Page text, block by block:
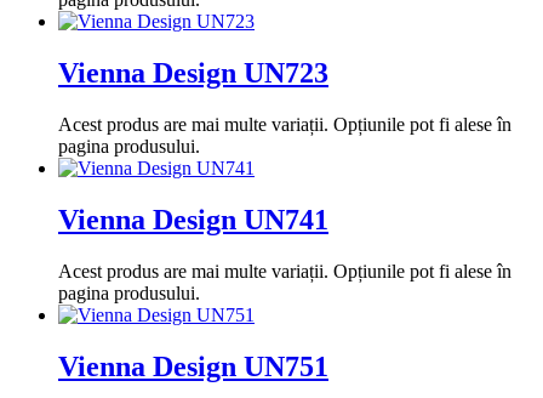
Vienna Design UN723
Acest produs are mai multe variații. Opțiunile pot fi alese în
pagina produsului.
Vienna Design UN741
Acest produs are mai multe variații. Opțiunile pot fi alese în
pagina produsului.
Vienna Design UN751